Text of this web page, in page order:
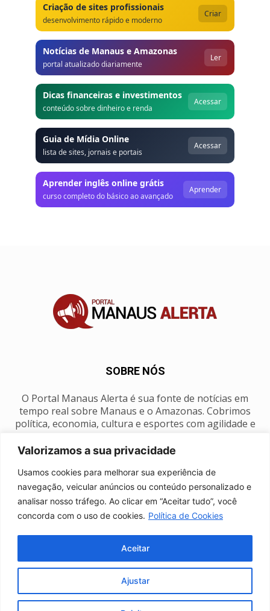
Valorizamos a sua privacidade
Usamos cookies para melhorar sua experiência de
navegação, veicular anúncios ou conteúdo personalizado e
analisar nosso tráfego. Ao clicar em “Aceitar tudo”, você
concorda com o uso de cookies. Política de Cookies
Ajustar
Aceitar
Criação de sites profissionais
desenvolvimento rápido e moderno
Criar
Notícias de Manaus e Amazonas
portal atualizado diariamente
Ler
Dicas financeiras e investimentos
conteúdo sobre dinheiro e renda
Acessar
Guia de Mídia Online
lista de sites, jornais e portais
Acessar
Aprender inglês online grátis
curso completo do básico ao avançado
Aprender
SOBRE NÓS
O Portal Manaus Alerta é sua fonte de notícias em
tempo real sobre Manaus e o Amazonas. Cobrimos
política, economia, cultura e esportes com agilidade e
SIGA-NOS
Fale conosco
Manaus Clima